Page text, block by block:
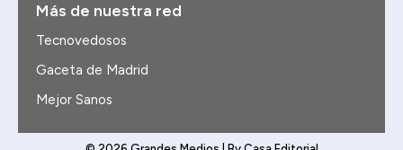
Más de nuestra red
Tecnovedosos
Gaceta de Madrid
Mejor Sanos